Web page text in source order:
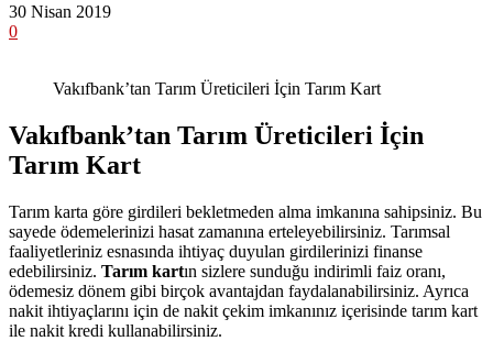
30 Nisan 2019
0
Vakıfbank’tan Tarım Üreticileri İçin Tarım Kart
Vakıfbank’tan Tarım Üreticileri İçin
Tarım Kart
Tarım karta göre girdileri bekletmeden alma imkanına sahipsiniz. Bu
sayede ödemelerinizi hasat zamanına erteleyebilirsiniz. Tarımsal
faaliyetleriniz esnasında ihtiyaç duyulan girdilerinizi finanse
edebilirsiniz. Tarım kartın sizlere sunduğu indirimli faiz oranı,
ödemesiz dönem gibi birçok avantajdan faydalanabilirsiniz. Ayrıca
nakit ihtiyaçlarını için de nakit çekim imkanınız içerisinde tarım kart
ile nakit kredi kullanabilirsiniz.